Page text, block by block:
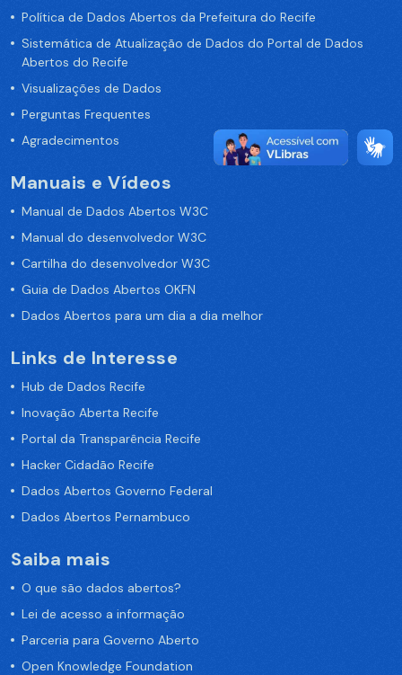
Política de Dados Abertos da Prefeitura do Recife
Sistemática de Atualização de Dados do Portal de Dados
Abertos do Recife
Visualizações de Dados
Perguntas Frequentes
Agradecimentos
Manuais e Vídeos
Manual de Dados Abertos W3C
Manual do desenvolvedor W3C
Cartilha do desenvolvedor W3C
Guia de Dados Abertos OKFN
Dados Abertos para um dia a dia melhor
Links de Interesse
Hub de Dados Recife
Inovação Aberta Recife
Portal da Transparência Recife
Hacker Cidadão Recife
Dados Abertos Governo Federal
Dados Abertos Pernambuco
Saiba mais
O que são dados abertos?
Lei de acesso a informação
Parceria para Governo Aberto
Open Knowledge Foundation